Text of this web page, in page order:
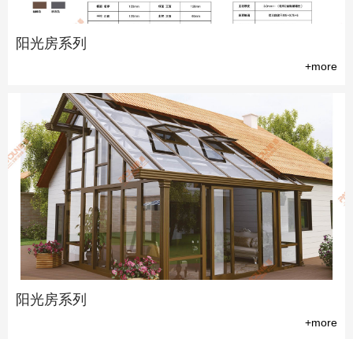
阳光房系列
+more
阳光房系列
+more